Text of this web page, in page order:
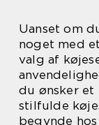
Uanset om
noget med
valg af
du ønsker
stilfulde
begynde